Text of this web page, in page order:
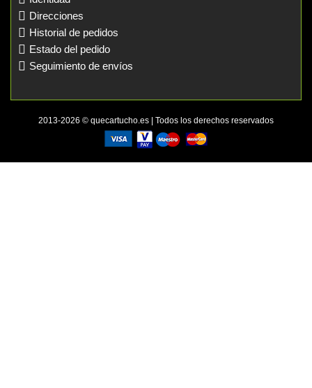
Direcciones
Historial de pedidos
Estado del pedido
Seguimiento de envíos
2013-2026 © quecartucho.es | Todos los derechos reservados